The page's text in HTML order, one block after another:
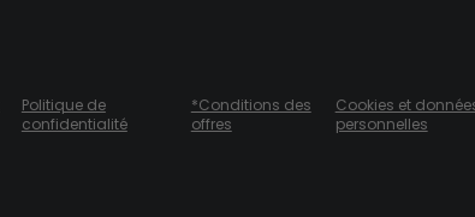
Politique de
confidentialité
*Conditions des
offres
Cookies et
personnelles